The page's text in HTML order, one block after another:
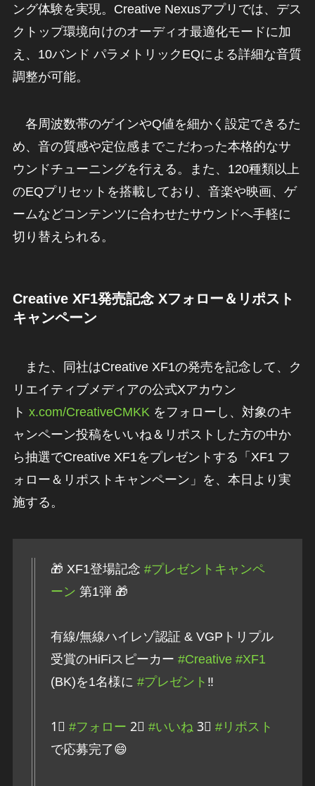
ング体験を実現。Creative Nexusアプリでは、デス
クトップ環境向けのオーディオ最適化モードに加
え、10バンド パラメトリックEQによる詳細な音質
調整が可能。
各周波数帯のゲインやQ値を細かく設定できるた
め、音の質感や定位感までこだわった本格的なサ
ウンドチューニングを行える。また、120種類以上
のEQプリセットを搭載しており、音楽や映画、ゲ
ームなどコンテンツに合わせたサウンドへ手軽に
切り替えられる。
Creative XF1発売記念 Xフォロー＆リポスト
キャンペーン
また、同社はCreative XF1の発売を記念して、ク
リエイティブメディアの公式Xアカウン
ト x.com/CreativeCMKK をフォローし、対象のキ
ャンペーン投稿をいいね＆リポストした方の中か
ら抽選でCreative XF1をプレゼントする「XF1 フ
ォロー＆リポストキャンペーン」を、本日より実
施する。
🎁 XF1登場記念 #プレゼントキャンペ
ーン 第1弾 🎁
有線/無線ハイレゾ認証 & VGPトリプル
受賞のHiFiスピーカー #Creative #XF1
(BK)を1名様に #プレゼント ‼️
1⃣ #フォロー 2⃣ #いいね 3⃣ #リポスト
で応募完了😄